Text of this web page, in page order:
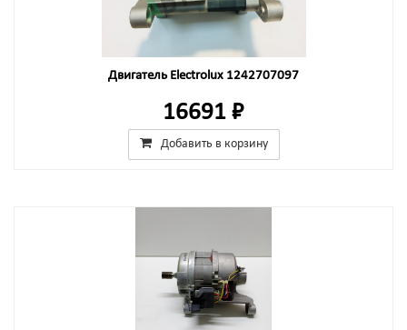
Двигатель Electrolux 1242707097
16691 ₽
Добавить в корзину